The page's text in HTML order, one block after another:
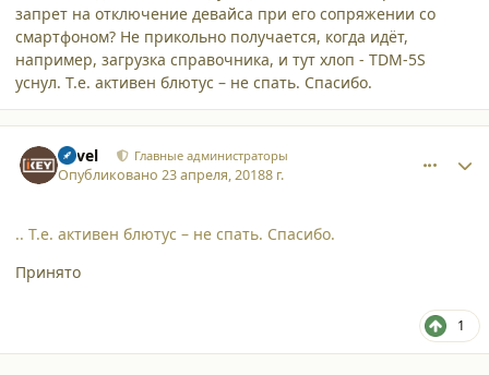
запрет на отключение девайса при его сопряжении со
смартфоном? Не прикольно получается, когда идёт,
например, загрузка справочника, и тут хлоп - TDM-5S
уснул. Т.е. активен блютус – не спать. Спасибо.
Pavel Главные администраторы
Опубликовано23 апреля, 20188 г.
.. Т.е. активен блютус – не спать. Спасибо.
Принято
1